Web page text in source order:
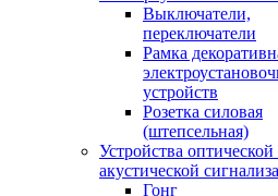
Выключатели,
переключатели
Рамка
устройств
Розетка силовая
(штепсельная)
Устройства оптической
акустической
Гонг